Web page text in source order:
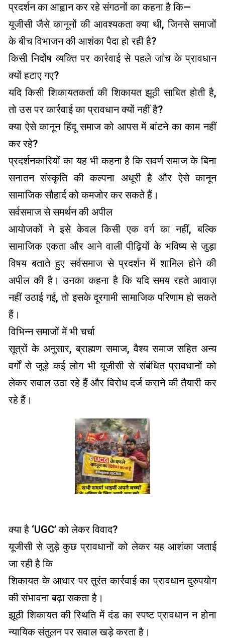
प्रदर्शन का आह्वान कर रहे संगठनों का कहना है कि—
यूजीसी जैसे कानूनों की आवश्यकता क्या थी, जिनसे समाजों
के बीच विभाजन की आशंका पैदा हो रही है?
किसी निर्दोष व्यक्ति पर कार्रवाई से पहले जांच के प्रावधान
क्यों हटाए गए?
यदि किसी शिकायतकर्ता की शिकायत झूठी साबित होती है,
तो उस पर कार्रवाई का प्रावधान क्यों नहीं है?
क्या ऐसे कानून हिंदू समाज को आपस में बांटने का काम नहीं
कर रहे?
प्रदर्शनकारियों का यह भी कहना है कि सवर्ण समाज के बिना
सनातन संस्कृति की कल्पना अधूरी है और ऐसे कानून
सामाजिक सौहार्द को कमजोर कर सकते हैं।
सर्वसमाज से समर्थन की अपील
आयोजकों ने इसे केवल किसी एक वर्ग का नहीं, बल्कि
सामाजिक एकता और आने वाली पीढ़ियों के भविष्य से जुड़ा
विषय बताते हुए सर्वसमाज से प्रदर्शन में शामिल होने की
अपील की है। उनका कहना है कि यदि समय रहते आवाज़
नहीं उठाई गई, तो इसके दूरगामी सामाजिक परिणाम हो सकते
हैं।
विभिन्न समाजों में भी चर्चा
सूत्रों के अनुसार, ब्राह्मण समाज, वैश्य समाज सहित अन्य
वर्गों से जुड़े कई लोग भी यूजीसी से संबंधित प्रावधानों को
लेकर सवाल उठा रहे हैं और विरोध दर्ज कराने की तैयारी कर
रहे हैं।
क्या है ‘UGC’ को लेकर विवाद?
यूजीसी से जुड़े कुछ प्रावधानों को लेकर यह आशंका जताई
जा रही है कि
शिकायत के आधार पर तुरंत कार्रवाई का प्रावधान दुरुपयोग
की संभावना बढ़ा सकता है।
झूठी शिकायत की स्थिति में दंड का स्पष्ट प्रावधान न होना
न्यायिक संतुलन पर सवाल खड़े करता है।